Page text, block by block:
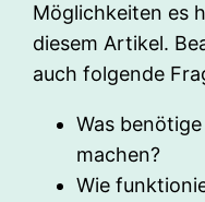
Möglichkeiten es
diesem Artikel.
auch folgende
Was
machen?
Wie